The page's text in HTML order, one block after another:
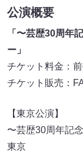
公演概要
「〜芸歴30周年
ー」
チケット料金：
チケット販売：
【東京公演】
〜芸歴30周年記
東京